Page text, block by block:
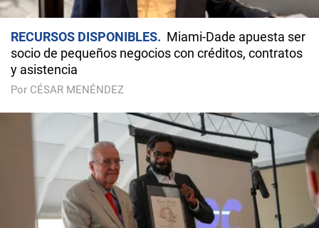
RECURSOS DISPONIBLES
Miami-Dade apuesta ser
socio de pequeños negocios con créditos, contratos
y asistencia
Por CÉSAR MENÉNDEZ